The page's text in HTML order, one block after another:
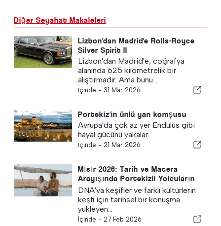
Diğer Seyahat Makaleleri
Lizbon'dan Madrid'e Rolls-Royce
Silver Spirit ll
Lizbon'dan Madrid'e, coğrafya
alanında 625 kilometrelik bir
alıştırmadır. Ama bunu...
İçinde - 31 Mar 2026
Portekiz'in ünlü yan komşusu
Avrupa'da çok az yer Endülüs gibi
hayal gücünü yakalar.
İçinde - 21 Mar 2026
Mısır 2026: Tarih ve Macera
Arayışında Portekizli Yolcuların
Kesin Kaderi
DNA'ya keşifler ve farklı kültürlerin
keşfi için tarihsel bir konuşma
yükleyen...
İçinde - 27 Feb 2026